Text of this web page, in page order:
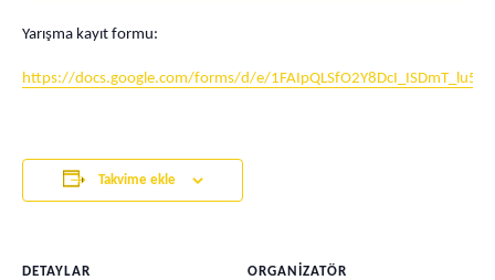
Yarışma kayıt formu:
https://docs.google.com/forms/d/e/
Takvime ekle
DETAYLAR
ORGANIZATÖR